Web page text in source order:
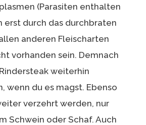
(Parasiten enthalten
erst durch das durchbraten
anderen Fleischarten
vorhanden sein. Demnach
weiterhin
wenn du es magst. Ebenso
verzehrt werden, nur
Schwein oder Schaf. Auch